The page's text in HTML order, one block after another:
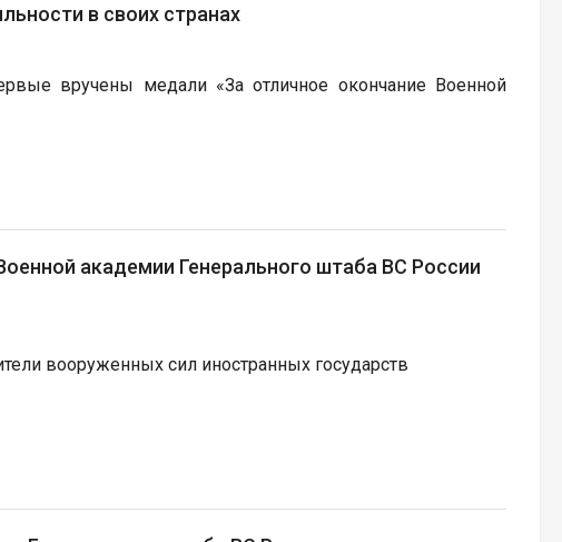
в своих странах
вручены медали «За отличное окончание Военной
академии Генерального штаба ВС России
вооруженных сил иностранных государств